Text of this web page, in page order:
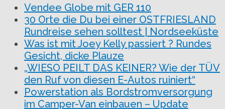
Vendee Globe mit GER 110
30 Orte die Du bei einer OSTFRIESLAND
Rundreise sehen solltest | Nordseeküste
Was ist mit Joey Kelly passiert ? Rundes
Gesicht, dicke Plauze
„WIESO PEILT DAS KEINER? Wie der TÜV
den Ruf von diesen E-Autos ruiniert“
Powerstation als Bordstromversorgung
im Camper-Van einbauen – Update